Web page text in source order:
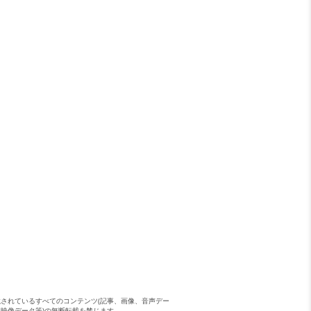
れているすべてのコンテンツ(記事、画像、音声デー